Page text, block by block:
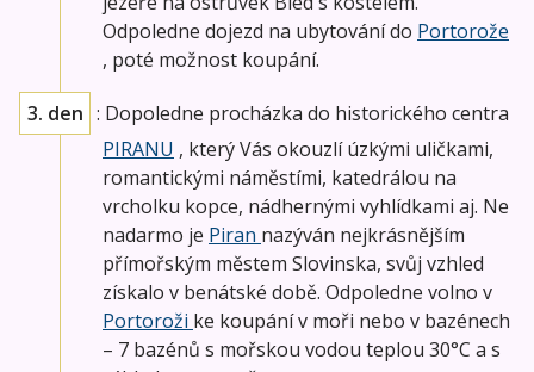
Odpoledne dojezd na ubytování do Portorože
, poté možnost koupání.
3. den : Dopoledne procházka do historického centra
PIRANU , který Vás okouzlí úzkými uličkami,
romantickými náměstími, katedrálou na
vrcholku kopce, nádhernými vyhlídkami aj. Ne
nadarmo je Piran nazýván nejkrásnějším
přímořským městem Slovinska, svůj vzhled
získalo v benátské době. Odpoledne volno v
Portoroži ke koupání v moři nebo v bazénech
– 7 bazénů s mořskou vodou teplou 30°C a s